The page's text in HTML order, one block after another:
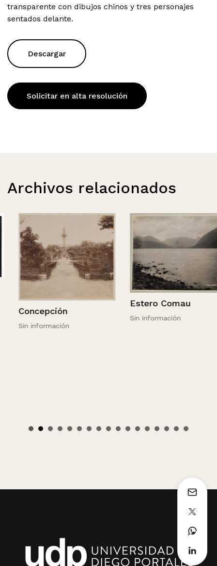
transparente con dibujos chinos y tres personajes
sentados delante.
Descargar
Solicitar en alta resolución
Archivos relacionados
Concepción
Sin información
Estero Comau
Sin información